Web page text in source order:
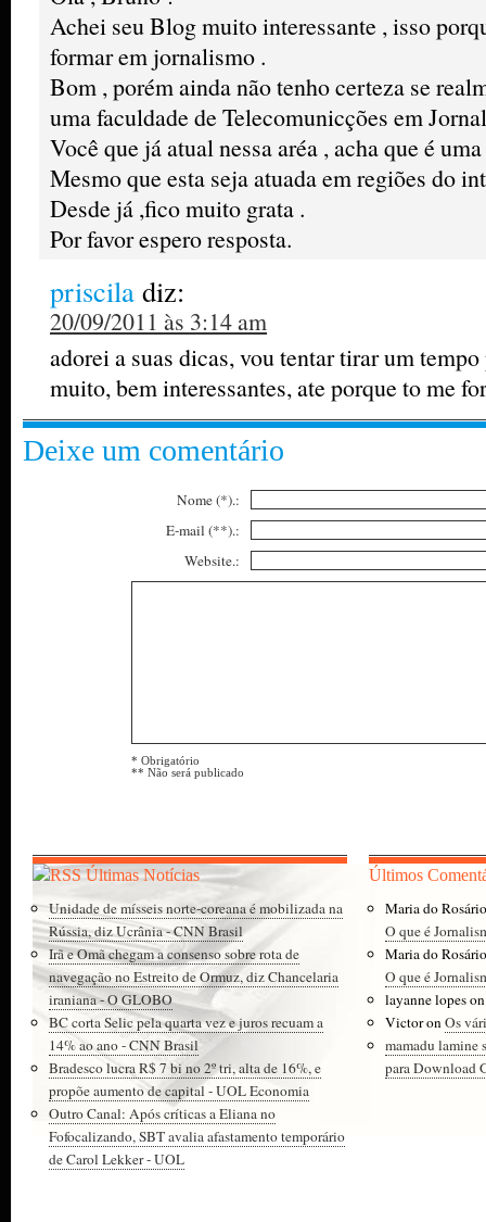
Achei seu Blog muito interessante , isso
formar em jornalismo .
Bom , porém ainda não tenho certeza se
uma faculdade de Telecomunicções em
Você que já atual nessa aréa , acha que é
Mesmo que esta seja atuada em regiões do
Desde já ,fico muito grata .
Por favor espero resposta.
priscila diz:
20/09/2011 às 3:14 am
adorei a suas dicas, vou tentar tirar um
muito, bem interessantes, ate porque to me
Deixe um comentário
Nome (*).:
E-mail (**).:
Website.:
* Obrigatório
** Não será publicado
Últimas Notícias
Unidade de mísseis norte-coreana é mobilizada na
Rússia, diz Ucrânia - CNN Brasil
Irã e Omã chegam a consenso sobre rota de
navegação no Estreito de Ormuz, diz Chancelaria
iraniana - O GLOBO
BC corta Selic pela quarta vez e juros recuam a
14% ao ano - CNN Brasil
Bradesco lucra R$ 7 bi no 2º tri, alta de 16%, e
propõe aumento de capital - UOL Economia
Outro Canal: Após críticas a Eliana no
Fofocalizando, SBT avalia afastamento temporário
de Carol Lekker - UOL
Últimos
Maria do
O que é
Maria do
O que é
layanne lopes
VictoronOs
mamadu lamine
para Download